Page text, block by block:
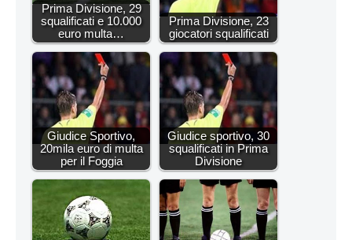
Prima Divisione, 29
squalificati e 10.000
euro multa…
Prima Divisione, 23
giocatori squalificati
Giudice Sportivo,
20mila euro di multa
per il Foggia
Giudice sportivo, 30
squalificati in Prima
Divisione